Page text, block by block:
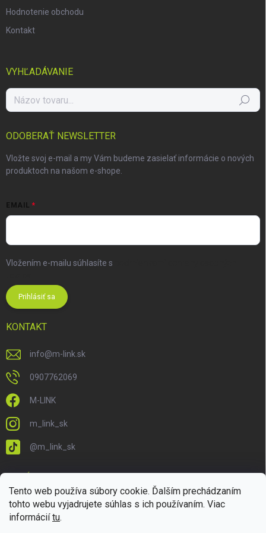
Tento web používa súbory cookie. Ďalším prechádzaním
tohto webu vyjadrujete súhlas s ich používaním. Viac
informáciítu.
Hodnotenie obchodu
Kontakt
VYHĽADÁVANIE
Hľadať
ODOBERAŤ NEWSLETTER
Vložte svoj e-mail a my Vám budeme zasielať informácie o nových
produktoch na našom e-shope.
EMAIL
Vložením e-mailu súhlasíte s
Prihlásiť sa
KONTAKT
info@m-link.sk
0907762069
M-LINK
m_link_sk
@m_link_sk